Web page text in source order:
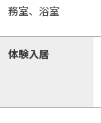
務室、浴室
体験入居